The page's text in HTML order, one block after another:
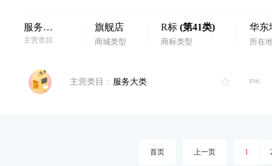
服务大类
主营类目
旗舰店
商城类型
R标 (第41类)
商标类型
华东
所在
主营类目 : 服务大类
首页 上一页 1